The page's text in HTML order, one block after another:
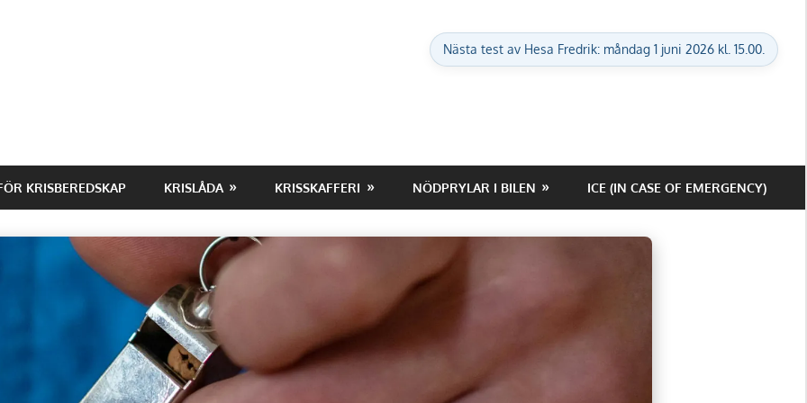
Nästa test av Hesa Fredrik: måndag 1 juni 2026 kl. 15.00.
KRISBEREDSKAP KRISLÅDA KRISSKAFFERI NÖDPRYLAR I BILEN ICE (IN CASE OF EMERGENCY)